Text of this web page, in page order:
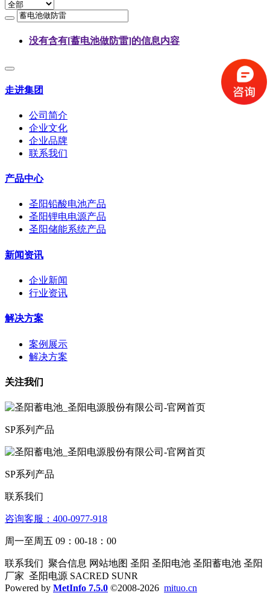
没有含有[蓄电池做防雷]的信息内容
走进集团
公司简介
企业文化
企业品牌
联系我们
产品中心
圣阳铅酸电池产品
圣阳锂电电源产品
圣阳储能系统产品
新闻资讯
企业新闻
行业资讯
解决方案
案例展示
解决方案
关注我们
SP系列产品
SP系列产品
联系我们
咨询客服：4­00­­-09­77-­918
周一至周五 09：00-18：00
联系我们 聚合信息 网站地图 圣阳 圣阳电池 圣阳蓄电池 圣阳
厂家 圣阳电源 SACRED SUNR
Powered by MetInfo 7.5.0 ©2008-2026 mituo.cn